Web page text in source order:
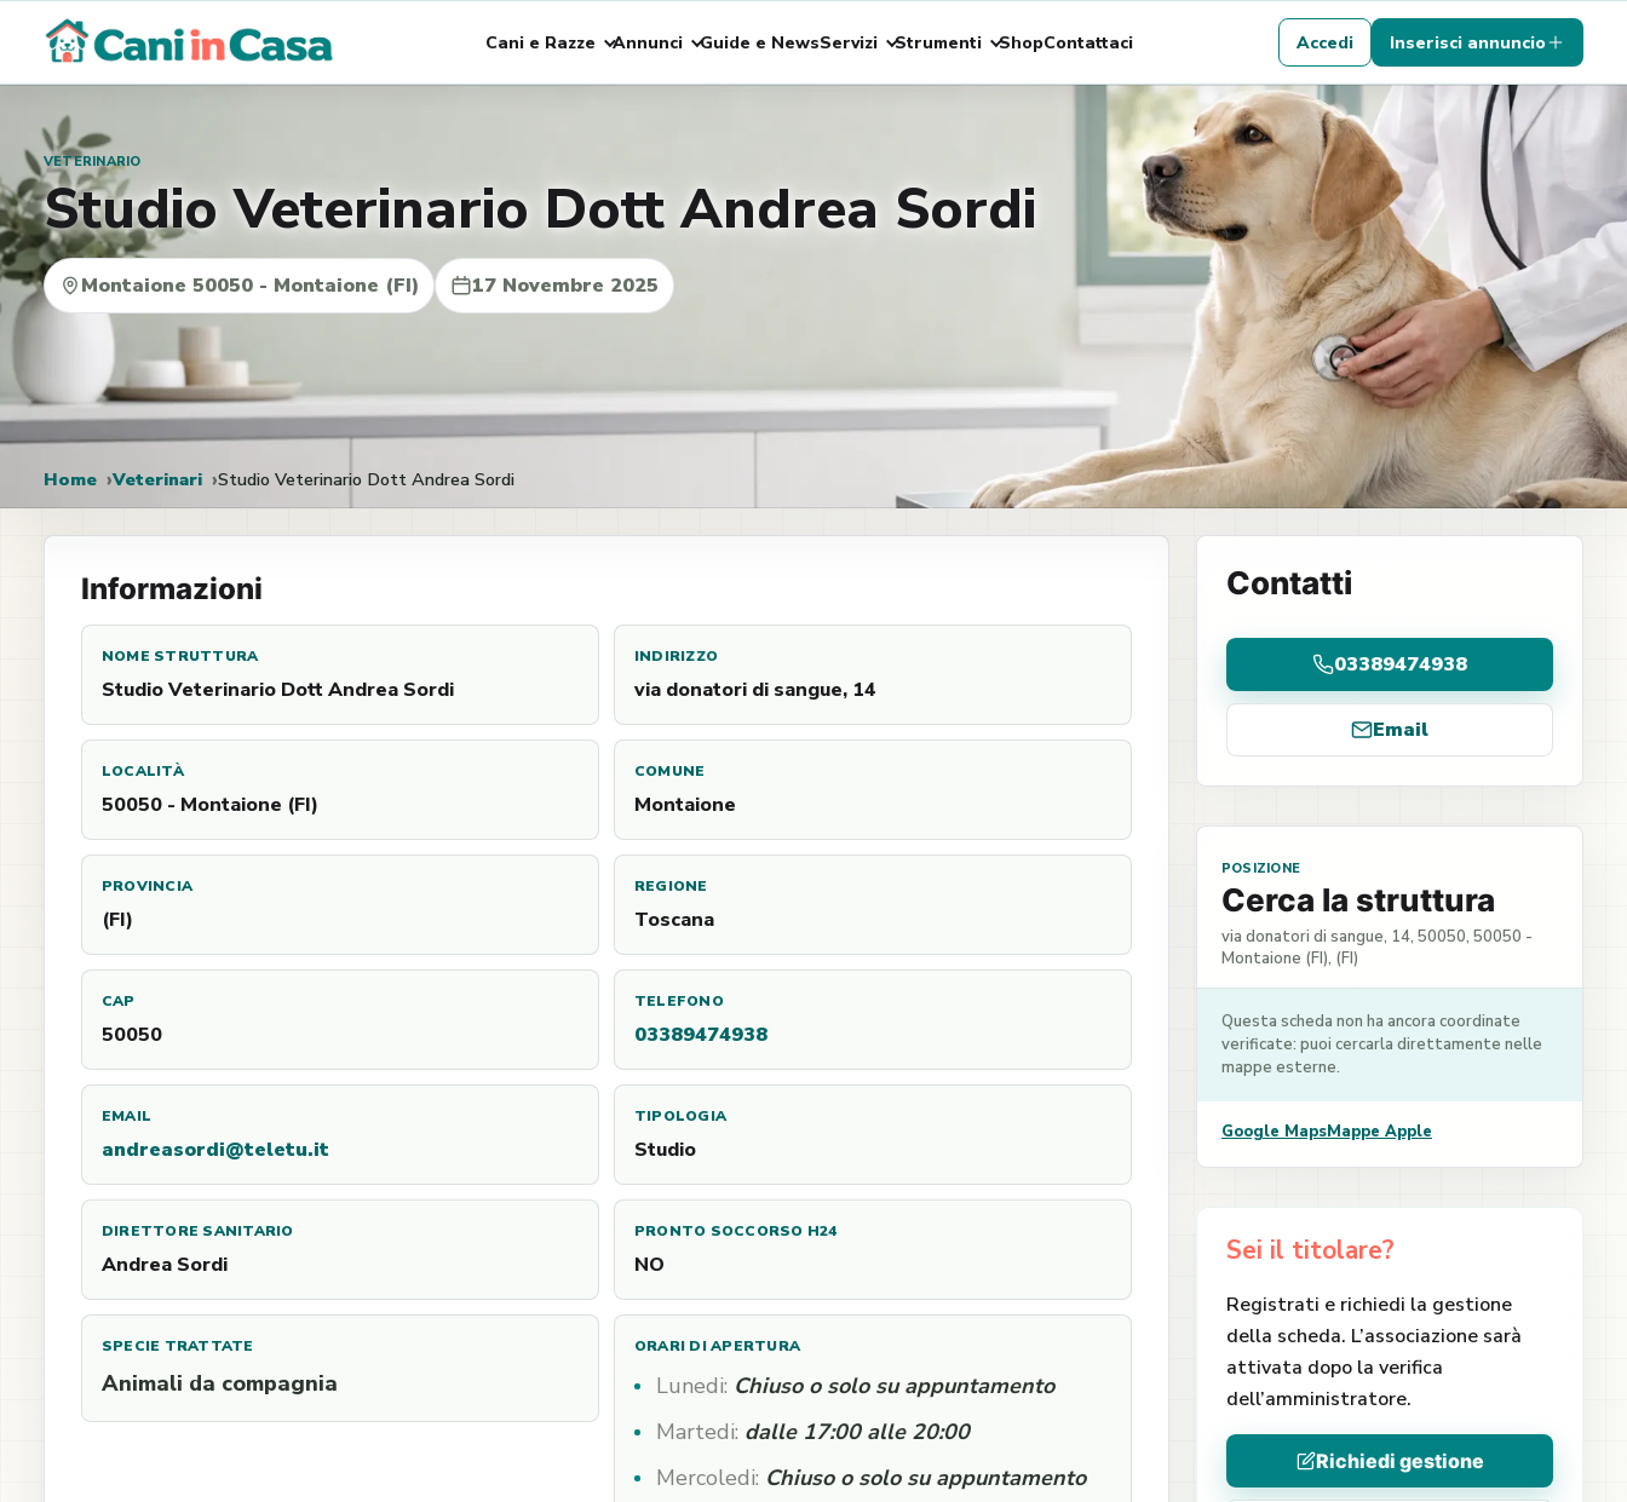
contenuto
Cani e Razze Annunci Guide e NewsServizi Strumenti ShopContattaci Accedi Inserisci annuncio
VETERINARIO
Studio Veterinario Dott Andrea Sordi
Montaione 50050 - Montaione (FI) 17 Novembre 2025
Home Veterinari Studio Veterinario Dott Andrea Sordi
Informazioni
NOME STRUTTURA
Studio Veterinario Dott Andrea Sordi
INDIRIZZO
via donatori di sangue, 14
LOCALITÀ
50050 - Montaione (FI)
COMUNE
Montaione
PROVINCIA
(FI)
REGIONE
Toscana
CAP
50050
TELEFONO
03389474938
EMAIL
andreasordi@teletu.it
TIPOLOGIA
Studio
DIRETTORE SANITARIO
Andrea Sordi
PRONTO SOCCORSO H24
NO
SPECIE TRATTATE
Animali da compagnia
ORARI DI APERTURA
Lunedi: Chiuso o solo su appuntamento
Martedi: dalle 17:00 alle 20:00
Mercoledi: Chiuso o solo su appuntamento
Contatti
03389474938
Email
POSIZIONE
Cerca la struttura
via donatori di sangue, 14, 50050, 50050 -
Montaione (FI), (FI)
Questa scheda non ha ancora coordinate
verificate: puoi cercarla direttamente nelle
mappe esterne.
Google MapsMappe Apple
Sei il titolare?
Registrati e richiedi la gestione
della scheda. L’associazione sarà
attivata dopo la verifica
dell’amministratore.
Richiedi gestione